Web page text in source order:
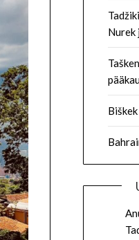
Nurek